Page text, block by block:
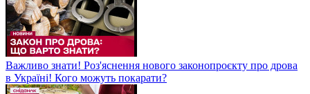
Важливо знати! Роз'яснення нового законопроєкту про дрова
в Україні! Кого можуть покарати?